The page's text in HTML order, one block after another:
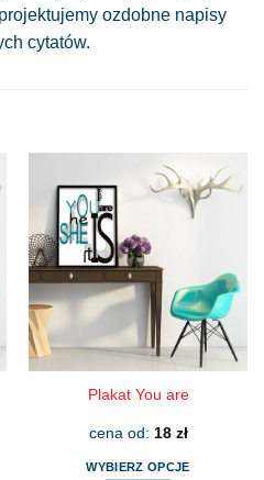
ozdobne napisy
cytatów.
Plakat You are
cena od: 18 zł
WYBIERZ OPCJE